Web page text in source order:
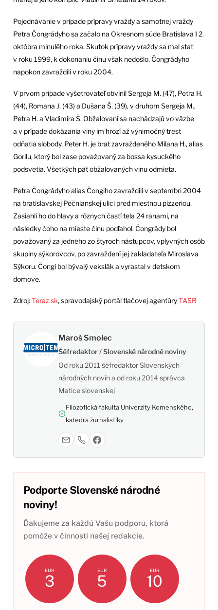
Pojednávanie v prípade prípravy vraždy a samotnej vraždy
Petra Čongrádyho sa začalo na Okresnom súde Bratislava I 2.
októbra minulého roka. Skutok prípravy vraždy sa mal stať
v roku 1999, k dokonaniu činu však nedošlo. Čongrádyho
napokon zavraždili v roku 2004.
V prvom prípade vyšetrovateľ obvinil Sergeja M. (47), Petra H.
(44), Romana J. (43) a Dušana Š. (39), v druhom Sergeja M.,
Petra H. a Vladimíra Š. Obžalovaní sa nachádzajú vo väzbe
a v prípade dokázania viny im hrozí až výnimočný trest
odňatia slobody. Peter H. je brat zavraždeného Milana H., alias
Gorilu, ktorý bol zase považovaný za bossa kysuckého
podsvetia. Všetkých päť obžalovaných vinu odmieta.
Petra Čongrádyho alias Čongiho zavraždili v septembri 2004
na bratislavskej Pečnianskej ulici pred miestnou pizzeriou.
Zasiahli ho do hlavy a rôznych častí tela 24 ranami, na
následky čoho na mieste činu podľahol. Čongrády bol
považovaný za jedného zo štyroch nástupcov, vplyvných osôb
skupiny sýkorovcov, po zavraždení jej zakladateľa Miroslava
Sýkoru. Čongi bol bývalý vekslák a vyrastal v detskom
domove.
Zdroj:Teraz.sk, spravodajský portál tlačovej agentúryTASR
Maroš Smolec
Šéfredaktor / Slovenské národné noviny
Od roku 2011 šéfredaktor Slovenských
národných novín a od roku 2014 správca
Matice slovenskej
Filozofická fakulta Univerzity Komenského,
katedra žurnalistiky
Podporte Slovenské národné
noviny!
Ďakujeme za každú Vašu podporu, ktorá
pomôže v činnosti našej redakcie.
EUR
3
EUR
5
EUR
10